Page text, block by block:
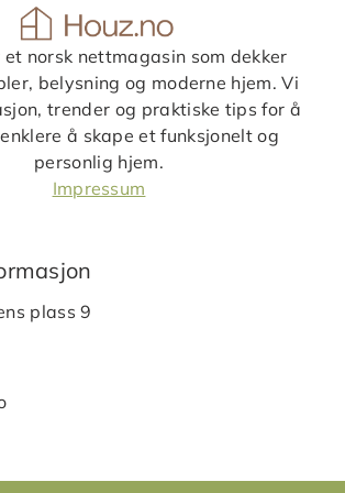
et norsk nettmagasin som dekker
belysning og moderne hjem. Vi
trender og praktiske tips for å
å skape et funksjonelt og
personlig hjem.
Impressum
plass 9